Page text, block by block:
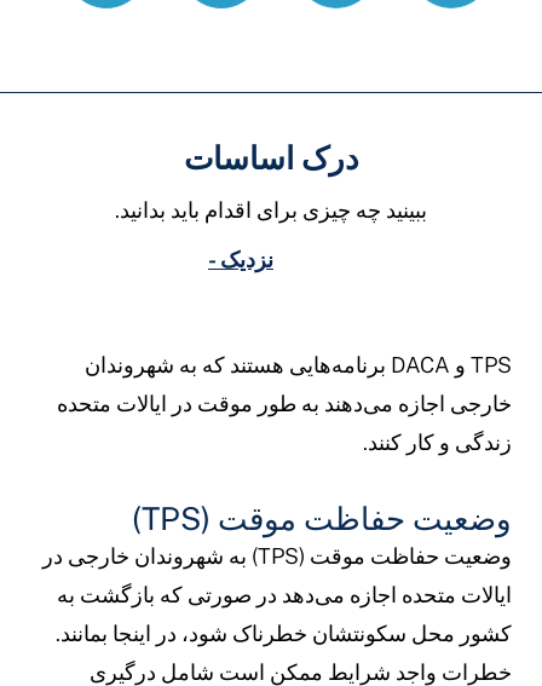
درک اساسات
ببینید چه چیزی برای اقدام باید بدانید.
نزدیک -
TPS و DACA برنامه‌هایی هستند که به شهروندان
خارجی اجازه می‌دهند به طور موقت در ایالات متحده
زندگی و کار کنند.
وضعیت حفاظت موقت (TPS)
وضعیت حفاظت موقت (TPS) به شهروندان خارجی در
ایالات متحده اجازه می‌دهد در صورتی که بازگشت به
کشور محل سکونتشان خطرناک شود، در اینجا بمانند.
خطرات واجد شرایط ممکن است شامل درگیری